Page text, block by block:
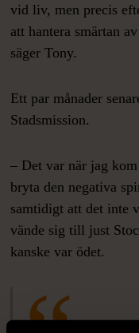
vid liv, men precis
att hantera smärtan
säger Tony.
Ett par månader
Stadsmission.
– Det var när jag
bryta den negativa
samtidigt att det inte
vände sig till just
kanske var ödet.